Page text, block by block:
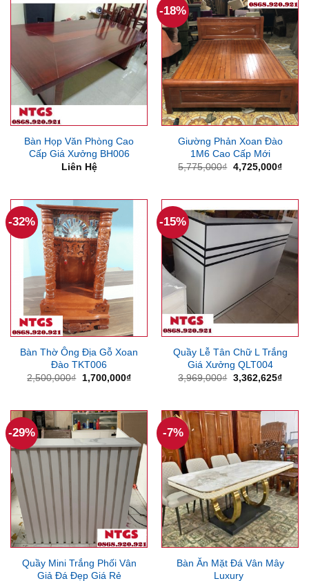
Bàn Họp Văn Phòng Cao
Cấp Giá Xưởng BH006
Liên Hệ
-18%
Giường Phản Xoan Đào
1M6 Cao Cấp Mới
5,775,000₫ Giá
4,725,000₫Giá
-32%
Bàn Thờ Ông Địa Gỗ Xoan
Đào TKT006
2,500,000₫
Giá
1,700,000₫Giá
1,700,000₫.
-15%
Quầy Lễ Tân Chữ L Trắng
Giá Xưởng QLT004
3,969,000₫ Giá
3,362,625₫Giá
-29%
Quầy Mini Trắng Phối Vân
Giả Đá Đẹp Giá Rẻ
-7%
Bàn Ăn Mặt Đá Vân Mây
Luxury